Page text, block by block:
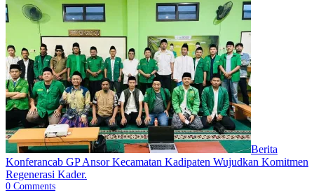
Berita
Konferancab GP Ansor Kecamatan Kadipaten Wujudkan Komitmen
Regenerasi Kader.
0 Comments